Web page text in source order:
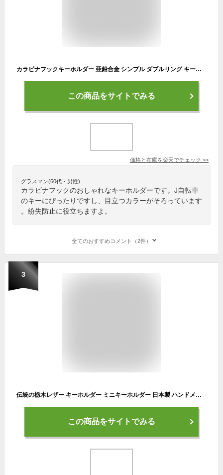
カラビナフックキーホルダー 亜鉛合金 シンプル ダブルリング キーリング メンズ 男性 おしゃれ かっこいい 大人 アクセサリー ギフト 自宅 オフィス 会社 家 車 鍵 カギ かぎ 自転車 オフィス キー オシャレ JOBON
この商品をサイトでみる
価格と在庫を楽天でチェック >>
グラスマン(60代・男性)
カラビナフックのおしゃれなキーホルダーです。J自転車
のキーにぴったりですし、目立つカラーがそろっています
。紛失防止に役立ちますよ。
全てのおすすめコメント（2件）
3
伝統の栃木レザー キーホルダー ミニキーホルダー 日本製 ハンドメイド レザー 本革 自転車 バイク 通勤 鍵 男性 女性 メンズ レディース プレゼント おすすめ シンプル コンパクト 小さい 小さめ かわいい おしゃれ 革小物 プレゼント 名入れ 刻印 ゆうパケット対応
この商品をサイトでみる